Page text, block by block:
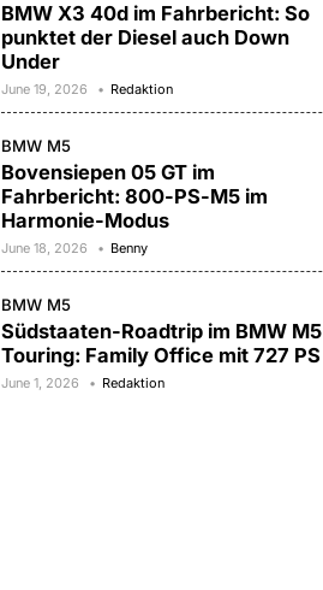
BMW X3 40d im Fahrbericht: So
punktet der Diesel auch Down
Under
June 19, 2026 Redaktion
BMW M5
Bovensiepen 05 GT im
Fahrbericht: 800-PS-M5 im
Harmonie-Modus
June 18, 2026 Benny
BMW M5
Südstaaten-Roadtrip im BMW M5
Touring: Family Office mit 727 PS
June 1, 2026 Redaktion